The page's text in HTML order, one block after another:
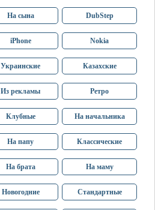
На сына DubStep
iPhone Nokia
Украинские Казахские
Из рекламы Ретро
Клубные На начальника
На папу Классические
На брата На маму
Новогодние Стандартные